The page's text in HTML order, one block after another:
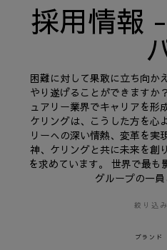
人
サステナ
プレス
採用
採用情報
困難に対して果敢に立ち向か
やり遂げることができますか
ュアリー業界でキャリアを形
ケリングは、こうした方を心
リーへの深い情熱、変革を実
神、ケリングと共に未来を創
を求めています。 世界で最も
グループの一
絞り込
ブランド